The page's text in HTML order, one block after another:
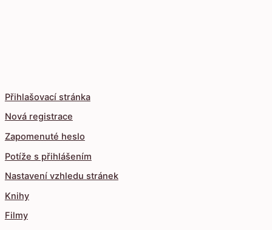
Přihlašovací stránka
Nová registrace
Zapomenuté heslo
Potíže s přihlášením
Nastavení vzhledu stránek
Knihy
Filmy